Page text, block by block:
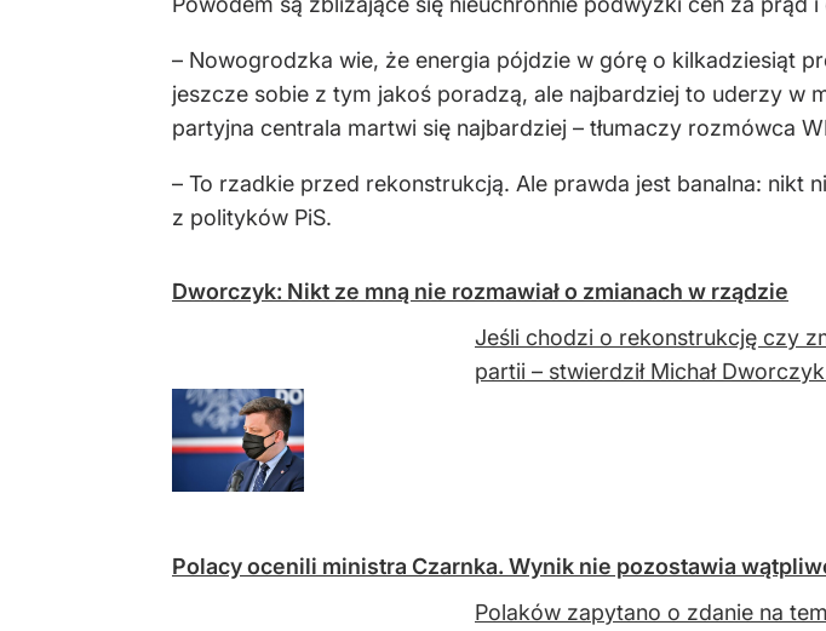
– Nowogrodzka wie, że energia pójdzie w górę o kilkadziesiąt
jeszcze sobie z tym jakoś poradzą, ale najbardziej to uderzy w
partyjna centrala martwi się najbardziej – tłumaczy rozmówca
– To rzadkie przed rekonstrukcją. Ale prawda jest banalna: nikt
z polityków PiS.
Dworczyk: Nikt ze mną nie rozmawiał o zmianach w rządzie
Jeśli chodzi o rekonstrukcję czy
partii – stwierdził Michał
Polacy ocenili ministra Czarnka. Wynik nie pozostawia
Polaków zapytano o zdanie na